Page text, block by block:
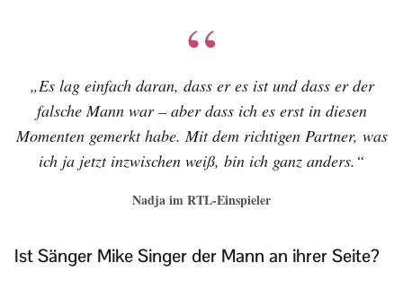
„Es lag einfach daran, dass er es ist und dass er der
falsche Mann war – aber dass ich es erst in diesen
Momenten gemerkt habe. Mit dem richtigen Partner, was
ich ja jetzt inzwischen weiß, bin ich ganz anders.“
Nadja im RTL-Einspieler
Ist Sänger Mike Singer der Mann an ihrer Seite?